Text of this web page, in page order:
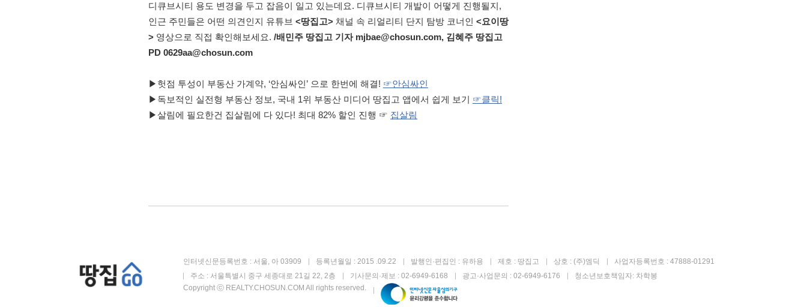
디큐브시티 용도 변경을 두고 잡음이 일고 있는데요. 디큐브시티 개발이 어떻게 진행될지,
인근 주민들은 어떤 의견인지 유튜브 <땅집고> 채널 속 리얼리티 단지 탐방 코너인 <요이땅
> 영상으로 직접 확인해보세요. /배민주 땅집고 기자 mjbae@chosun.com, 김혜주 땅집고
PD 0629aa@chosun.com
▶헛점 투성이 부동산 가계약, ‘안심싸인’ 으로 한번에 해결! ☞안심싸인
▶독보적인 실전형 부동산 정보, 국내 1위 부동산 미디어 땅집고 앱에서 쉽게 보기 ☞클릭!
▶살림에 필요한건 집살림에 다 있다! 최대 82% 할인 진행 ☞ 집살림
인터넷신문등록번호 : 서울, 아 03909 등록년월일 : 2015 .09.22 발행인·편집인 : 유하용 제호 : 땅집고 상호 : (주)엠딕
사업자등록번호 : 47888-01291
주소 : 서울특별시 중구 세종대로 21길 22, 2층
기사문의·제보 : 02-6949-6168 광고·사업문의 : 02-6949-6176
청소년보호책임자: 차학봉
Copyright ⓒ REALTY.CHOSUN.COM All rights reserved.